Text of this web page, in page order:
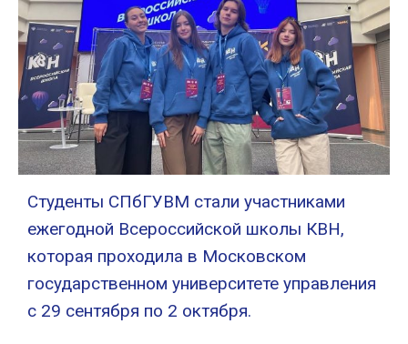
Студенты СПбГУВМ стали участниками
ежегодной Всероссийской школы КВН,
которая проходила в Московском
государственном университете управления
с 29 сентября по 2 октября.